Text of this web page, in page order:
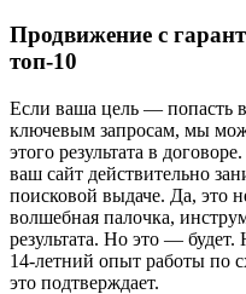
Продвижение с
топ-10
Если ваша цель — попасть
ключевым запросам, мы
этого результата в
ваш сайт действительно
поисковой выдаче. Да, это
волшебная палочка,
результата. Но это —
14-летний опыт работы по
это подтверждает.